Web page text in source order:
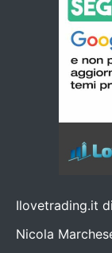
Ilovetrading.it
Nicola